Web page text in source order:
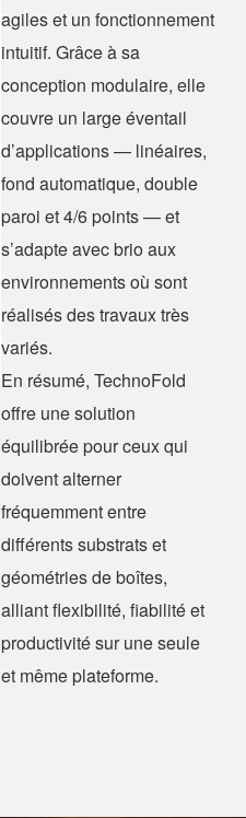
agiles et un fonctionnement
intuitif. Grâce à sa
conception modulaire, elle
couvre un large éventail
d’applications — linéaires,
fond automatique, double
paroi et 4/6 points — et
s’adapte avec brio aux
environnements où sont
réalisés des travaux très
variés.
En résumé, TechnoFold
offre une solution
équilibrée pour ceux qui
doivent alterner
fréquemment entre
différents substrats et
géométries de boîtes,
alliant flexibilité, fiabilité et
productivité sur une seule
et même plateforme.